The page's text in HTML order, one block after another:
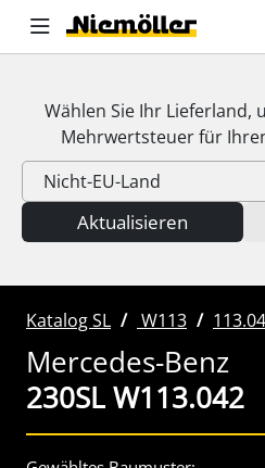
Wählen Sie Ihr Lieferland,
Mehrwertsteuerfür
Aktualisieren
Katalog SL W113
Mercedes-Benz
230SL W113.042